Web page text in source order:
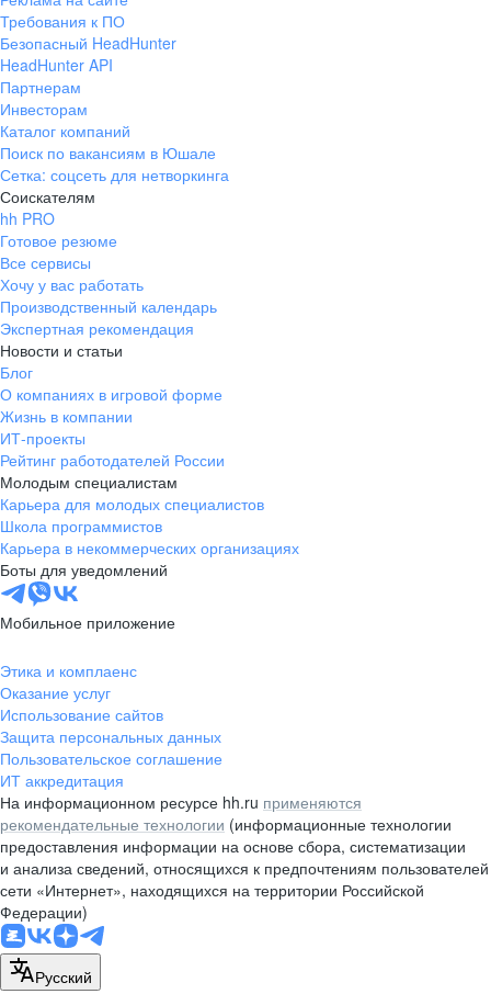
pr@ural.hh.ru
ул. Янковского, д. 169, 7 этаж,
706 каб.
+7 861 205-55-57
pr@krd.hh.ru
Владивосток
пер. Ланинский д. 4, офис 3.4
+7 423 202-33-28
pr@dv.hh.ru
Новосибирск
ул. Большевистская, д. 35,
помещение 21
+7 383 207-94-64
pr@nsk.hh.ru
Минск
пр-т Дзержинского, д. 57,
10 этаж, помещение 45-1
pr@rabota.by
Алматы
пр. Абая, д. 151, БЦ Алатау,
12 этаж, офис 1209
+7 727 232-13-13
pr@headhunter.com.kz
Требования к ПО
Безопасный HeadHunter
HeadHunter API
Партнерам
Инвесторам
Каталог компаний
Поиск по вакансиям в Юшале
Сетка: соцсеть для нетворкинга
Соискателям
hh PRO
Готовое резюме
Все сервисы
Хочу у вас работать
Производственный календарь
Экспертная рекомендация
Новости и статьи
Блог
О компаниях в игровой форме
Жизнь в компании
ИТ-проекты
Рейтинг работодателей России
Молодым специалистам
Карьера для молодых специалистов
Школа программистов
Карьера в некоммерческих организациях
Боты для уведомлений
Мобильное приложение
Этика и комплаенс
Оказание услуг
Использование сайтов
Защита персональных данных
Пользовательское соглашение
ИТ аккредитация
На информационном ресурсе hh.ru применяются
рекомендательные технологии (информационные технологии
предоставления информации на основе сбора, систематизации
и анализа сведений, относящихся к предпочтениям пользователей
сети «Интернет», находящихся на территории Российской
Федерации)
Русский